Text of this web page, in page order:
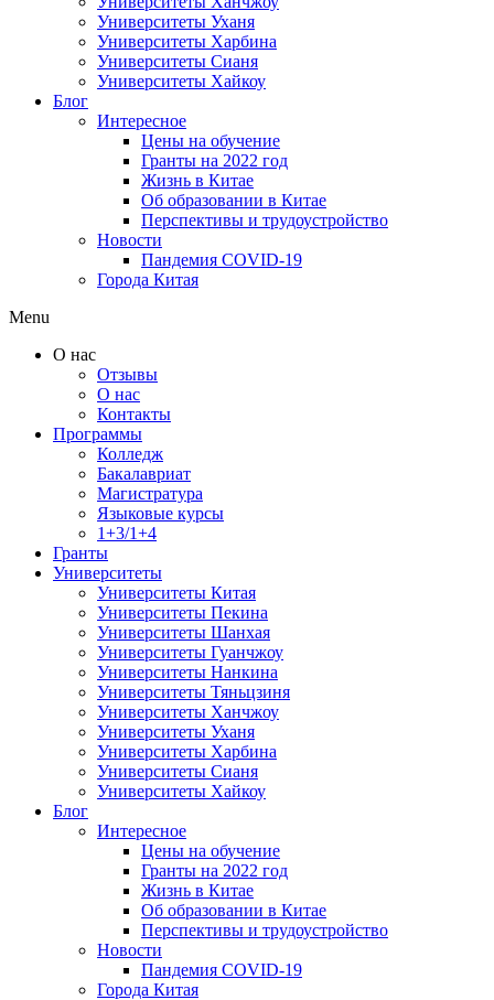
Университеты Уханя
Университеты Харбина
Университеты Сианя
Университеты Хайкоу
Блог
Интересное
Цены на обучение
Гранты на 2022 год
Жизнь в Китае
Об образовании в Китае
Перспективы и трудоустройство
Новости
Пандемия COVID-19
Города Китая
Menu
О нас
Отзывы
О нас
Контакты
Программы
Колледж
Бакалавриат
Магистратура
Языковые курсы
1+3/1+4
Гранты
Университеты
Университеты Китая
Университеты Пекина
Университеты Шанхая
Университеты Гуанчжоу
Университеты Нанкина
Университеты Тяньцзиня
Университеты Ханчжоу
Университеты Уханя
Университеты Харбина
Университеты Сианя
Университеты Хайкоу
Блог
Интересное
Цены на обучение
Гранты на 2022 год
Жизнь в Китае
Об образовании в Китае
Перспективы и трудоустройство
Новости
Пандемия COVID-19
Города Китая